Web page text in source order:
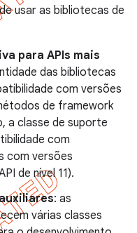
usar as bibliotecas de
para APIs mais
das bibliotecas
com versões
de framework
a classe de suporte
com
com versões
de nível 11).
: as
várias classes